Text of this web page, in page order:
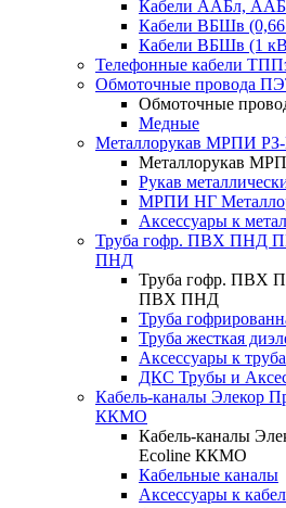
Кабели ААБл,
Кабели ВБШв
Кабели ВБШв (1
Телефонные кабели
Обмоточные провода
Обмоточные
Медные
Металлорукав МРПИ
Металлорукав
Рукав
МРПИ НГ
Аксессуары к
Труба гофр. ПВХ ПНД
ПНД
Труба гофр. ПВХ
ПВХ ПНД
Труба
Труба жесткая
Аксессуары к
ДКС Трубы и
Кабель-каналы Элекор
ККМО
Кабель-каналы
Ecoline ККМО
Кабельные каналы
Аксессуары к